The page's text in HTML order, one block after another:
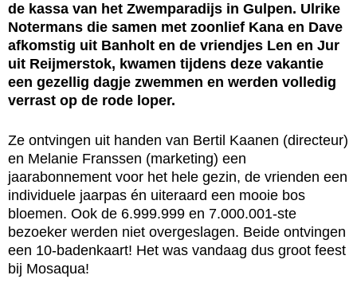
de kassa van het Zwemparadijs in Gulpen. Ulrike
Notermans die samen met zoonlief Kana en Dave
afkomstig uit Banholt en de vriendjes Len en Jur
uit Reijmerstok, kwamen tijdens deze vakantie
een gezellig dagje zwemmen en werden volledig
verrast op de rode loper.
Ze ontvingen uit handen van Bertil Kaanen (directeur)
en Melanie Franssen (marketing) een
jaarabonnement voor het hele gezin, de vrienden een
individuele jaarpas én uiteraard een mooie bos
bloemen. Ook de 6.999.999 en 7.000.001-ste
bezoeker werden niet overgeslagen. Beide ontvingen
een 10-badenkaart! Het was vandaag dus groot feest
bij Mosaqua!